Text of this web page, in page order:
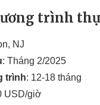
trình
NJ
: Tháng 2/2025
trình: 12-18 tháng
USD/giờ